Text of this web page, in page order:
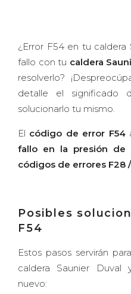
¿Error F54 en tu caldera
fallo con tu caldera
resolverlo?
detalle el significado
solucionarlo tu mismo.
El código de error F54
fallo en la presión de
códigos de errores F28
Posibles
F54
Estos pasos servirán
caldera Saunier
nuevo: